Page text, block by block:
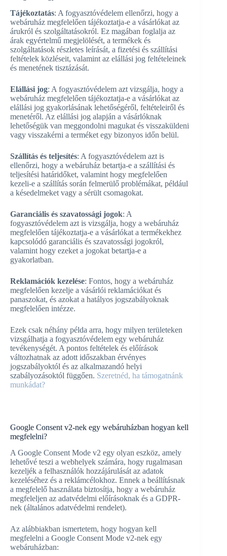
Tájékoztatás: A fogyasztóvédelem ellenőrzi, hogy a
webáruház megfelelően tájékoztatja-e a vásárlókat az
árukról és szolgáltatásokról. Ez magában foglalja az
árak egyértelmű megjelölését, a termékek és
szolgáltatások részletes leírását, a fizetési és szállítási
feltételek közléseit, valamint az elállási jog feltételeinek
és menetének tisztázását.
Elállási jog: A fogyasztóvédelem azt vizsgálja, hogy a
webáruház megfelelően tájékoztatja-e a vásárlókat az
elállási jog gyakorlásának lehetőségéről, feltételeiről és
menetéről. Az elállási jog alapján a vásárlóknak
lehetőségük van meggondolni magukat és visszaküldeni
vagy visszakérni a terméket egy bizonyos időn belül.
Szállítás és teljesítés: A fogyasztóvédelem azt is
ellenőrzi, hogy a webáruház betartja-e a szállítási és
teljesítési határidőket, valamint hogy megfelelően
kezeli-e a szállítás során felmerülő problémákat, például
a késedelmeket vagy a sérült csomagokat.
Garanciális és szavatossági jogok: A
fogyasztóvédelem azt is vizsgálja, hogy a webáruház
megfelelően tájékoztatja-e a vásárlókat a termékekhez
kapcsolódó garanciális és szavatossági jogokról,
valamint hogy ezeket a jogokat betartja-e a
gyakorlatban.
Reklamációk kezelése: Fontos, hogy a webáruház
megfelelően kezelje a vásárlói reklamációkat és
panaszokat, és azokat a hatályos jogszabályoknak
megfelelően intézze.
Ezek csak néhány példa arra, hogy milyen területeken
vizsgálhatja a fogyasztóvédelem egy webáruház
tevékenységét. A pontos feltételek és előírások
változhatnak az adott időszakban érvényes
jogszabályoktól és az alkalmazandó helyi
szabályozásoktól függően. Szeretnéd, ha támogatnánk
munkádat?
Google Consent v2-nek egy webáruházban hogyan kell
megfelelni?
A Google Consent Mode v2 egy olyan eszköz, amely
lehetővé teszi a webhelyek számára, hogy rugalmasan
kezeljék a felhasználók hozzájárulását az adatok
kezeléséhez és a reklámcélokhoz. Ennek a beállításnak
a megfelelő használata biztosítja, hogy a webáruház
megfeleljen az adatvédelmi előírásoknak és a GDPR-
nek (általános adatvédelmi rendelet).
Az alábbiakban ismertetem, hogy hogyan kell
megfelelni a Google Consent Mode v2-nek egy
webáruházban: